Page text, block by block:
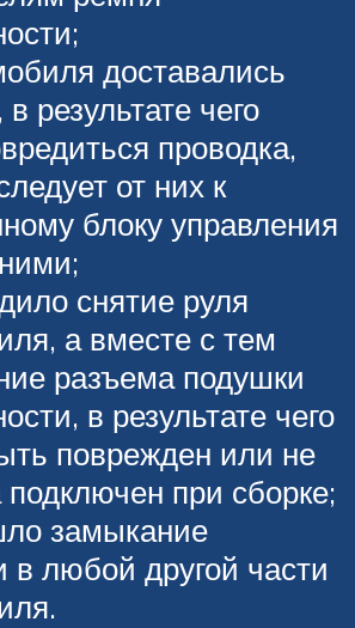
доставались
результате чего
проводка,
от них к
блоку управления
снятие руля
а вместе с тем
разъема подушки
в результате чего
поврежден или не
при сборке;
замыкание
в любой другой части